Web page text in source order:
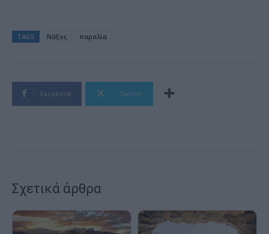
TAGS Νάξος παραλία
Facebook Twitter
Σχετικά άρθρα